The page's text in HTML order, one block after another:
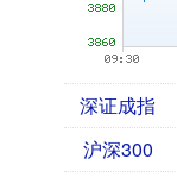
深证成指
沪深300